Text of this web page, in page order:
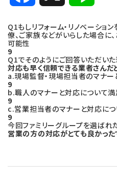
e
b
o
e
Q1もしリフォーム・リノベーショ
僚、ご家族などがいらした場合に
可能性
9
Q1でそのようにご回答いただい
対応も早く信頼できる業者さんだ
a.現場監督・現場担当者のマナ
9
b.職人のマナーと対応について
9
c.営業担当者のマナーと対応に
9
今回ファミリーグループを選ばれ
営業の方の対応がとても良かった